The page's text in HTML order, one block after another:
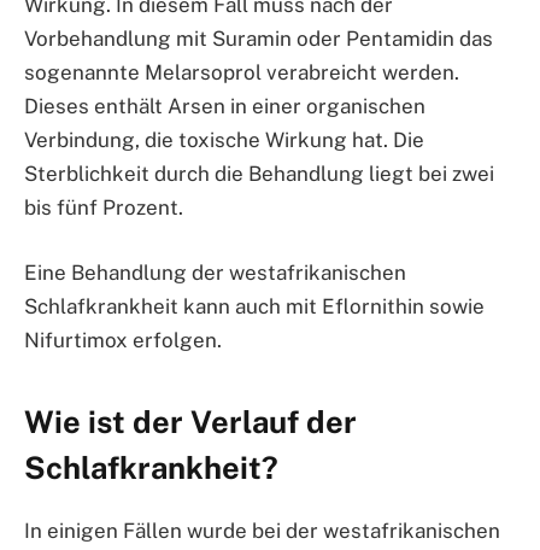
Vorbehandlung mit Suramin oder Pentamidin das
sogenannte Melarsoprol verabreicht werden.
Dieses enthält Arsen in einer organischen
Verbindung, die toxische Wirkung hat. Die
Sterblichkeit durch die Behandlung liegt bei zwei
bis fünf Prozent.
Eine Behandlung der westafrikanischen
Schlafkrankheit kann auch mit Eflornithin sowie
Nifurtimox erfolgen.
Wie ist der Verlauf der
Schlafkrankheit?
In einigen Fällen wurde bei der westafrikanischen